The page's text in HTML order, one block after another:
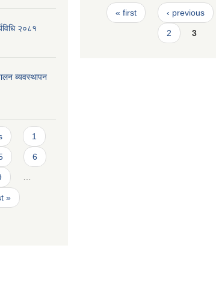
२०८१
ब्यवस्थापन
1
6
»
Pages
« first ‹ previous
2 3